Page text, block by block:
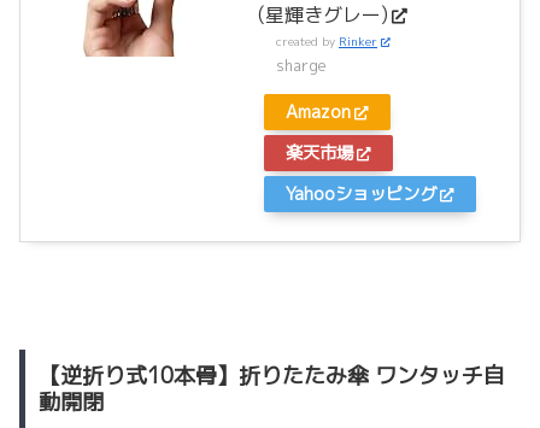
(星輝きグレー)
created by Rinker
sharge
Amazon
楽天市場
Yahooショッピング
【逆折り式10本骨】折りたたみ傘 ワンタッチ自
動開閉